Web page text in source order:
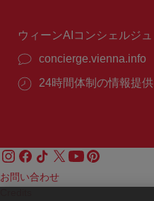
ウィーンAIコンシェルジュ
concierge.vienna.info
24時間体制の情報提供
お問い合わせ